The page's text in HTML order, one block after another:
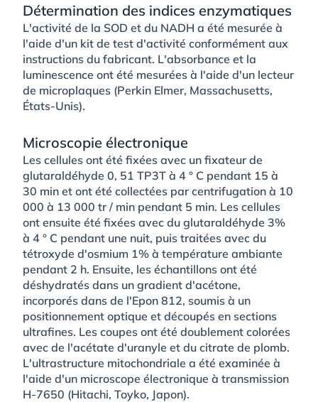
Détermination des indices enzymatiques
L'activité de la SOD et du NADH a été mesurée à
l'aide d'un kit de test d'activité conformément aux
instructions du fabricant. L'absorbance et la
luminescence ont été mesurées à l'aide d'un lecteur
de microplaques (Perkin Elmer, Massachusetts,
États-Unis).
Microscopie électronique
Les cellules ont été fixées avec un fixateur de
glutaraldéhyde 0, 51 TP3T à 4 ° C pendant 15 à
30 min et ont été collectées par centrifugation à 10
000 à 13 000 tr / min pendant 5 min. Les cellules
ont ensuite été fixées avec du glutaraldéhyde 3%
à 4 ° C pendant une nuit, puis traitées avec du
tétroxyde d'osmium 1% à température ambiante
pendant 2 h. Ensuite, les échantillons ont été
déshydratés dans un gradient d'acétone,
incorporés dans de l'Epon 812, soumis à un
positionnement optique et découpés en sections
ultrafines. Les coupes ont été doublement colorées
avec de l'acétate d'uranyle et du citrate de plomb.
L'ultrastructure mitochondriale a été examinée à
l'aide d'un microscope électronique à transmission
H-7650 (Hitachi, Toyko, Japon).